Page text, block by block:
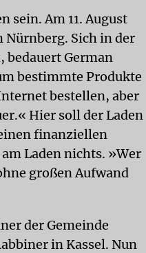
sein. Am 11. August
Nürnberg. Sich in der
bedauert German
bestimmte Produkte
bestellen, aber
Hier soll der Laden
finanziellen
Laden nichts. »Wer
großen Aufwand
der Gemeinde
in Kassel. Nun